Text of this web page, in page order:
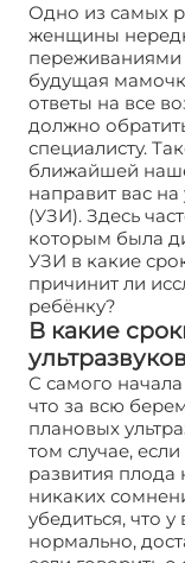
Одно из самых
женщины
переживаниями
будущая
ответы на все
должно
специалисту.
ближайшей
направит вас
(УЗИ). Здесь
которым была
УЗИ в какие
причинит ли
ребёнку?
В какие
С самого
что за всю
плановых
том случае,
развития плода
никаких
убедиться, что
нормально,